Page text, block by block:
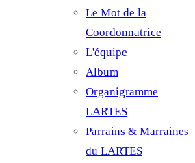
Le Mot de la
Coordonnatrice
L'équipe
Album
Organigramme
LARTES
Parrains & Marraines
du LARTES